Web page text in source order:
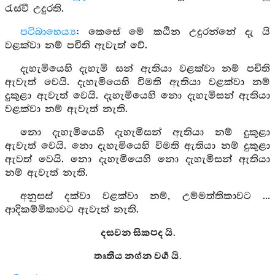
රැස්වී උදුරති.
පටිබාහෙය්‍ය: කෙසේ මේ කඨින උදුරන්නේ දැ යි
වළක්වා නම් පචිති ඇවැත් වේ.
දැහැමියෙහි දැහැමි සන් ඇතියා වළක්වා නම් පචිති
ඇවැත් වෙයි. දැහැමියෙහි විමති ඇතියා වළක්වා නම්
දුකුළා ඇවැත් වෙයි. දැහැමියෙහි නො දැහැමිසන් ඇතියා
වළක්වා නම් ඇවැත් නැති.
නො දැහැමියෙහි දැහැමිසන් ඇතියා නම් දුකුළා
ඇවැත් වෙයි. නො දැහැමියෙහි විමති ඇතියා නම් දුකුළා
ඇවත් වෙයි. නො දැහැමියෙහි නො දැහැමිසන් ඇතියා
නම් ඇවැත් නැති.
අනුසස් දක්වා වළක්වා නම්, උම්මත්තිකාවට ...
ආදිකම්මිකාවට ඇවැත් නැති.
දසවන සිකපද යි.
තෘතීය නග්න වර්‍ග යි.